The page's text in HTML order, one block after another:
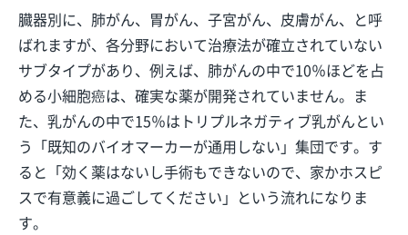
臓器別に、肺がん、胃がん、子宮がん、皮膚がん、と呼
ばれますが、各分野において治療法が確立されていない
サブタイプがあり、例えば、肺がんの中で10％ほどを占
める小細胞癌は、確実な薬が開発されていません。ま
た、乳がんの中で15％はトリプルネガティブ乳がんとい
う「既知のバイオマーカーが通用しない」集団です。す
ると「効く薬はないし手術もできないので、家かホスピ
スで有意義に過ごしてください」という流れになりま
す。